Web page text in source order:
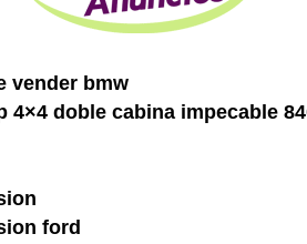
vender bmw
4×4 doble cabina impecable
ford